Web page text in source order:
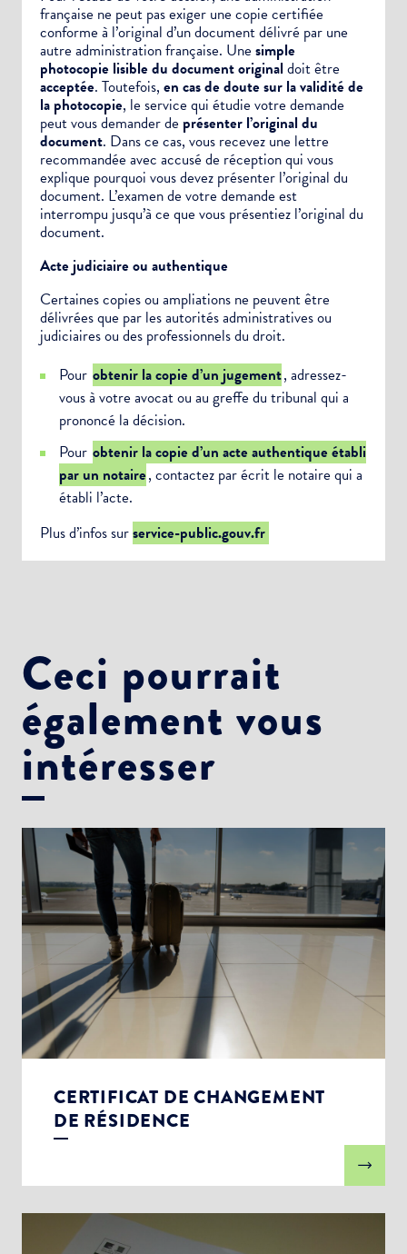
française ne peut pas exiger une copie certifiée
conforme à l’original d’un document délivré par une
autre administration française. Une simple
photocopie lisible du document originaldoit être
acceptée. Toutefois, en cas de doute sur la validité de
la photocopie, le service qui étudie votre demande
peut vous demander de présenter l’original du
document. Dans ce cas, vous recevez une lettre
recommandée avec accusé de réception qui vous
explique pourquoi vous devez présenter l’original du
document. L’examen de votre demande est
interrompu jusqu’à ce que vous présentiez l’original du
document.
Acte judiciaire ou authentique
Certaines copies ou ampliations ne peuvent être
délivrées que par les autorités administratives ou
judiciaires ou des professionnels du droit.
Pour obtenir la copie d’un jugement, adressez-
vous à votre avocat ou au greffe du tribunal qui a
prononcé la décision.
Pour obtenir la copie d’un acte authentique établi
par un notaire, contactez par écrit le notaire qui a
établi l’acte.
Plus d’infos surservice-public.gouv.fr
Ceci pourrait
également vous
intéresser
CERTIFICAT DE CHANGEMENT
DE RÉSIDENCE
Choisissez votre abonnement :
Alertes Mail
Newsletter Culture
Newsletter Sport et Vie associative